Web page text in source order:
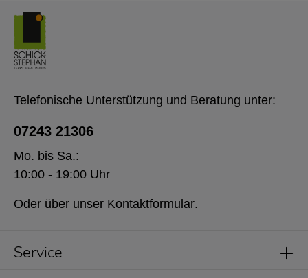
Service
Telefonische Unterstützung und Beratung unter:
07243 21306
Mo. bis Sa.:
10:00 - 19:00 Uhr
Oder über unser Kontaktformular.